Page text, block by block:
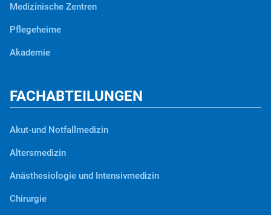
Medizinische Zentren
Pflegeheime
Akademie
FACHABTEILUNGEN
Akut-und Notfallmedizin
Altersmedizin
Anästhesiologie und Intensivmedizin
Chirurgie